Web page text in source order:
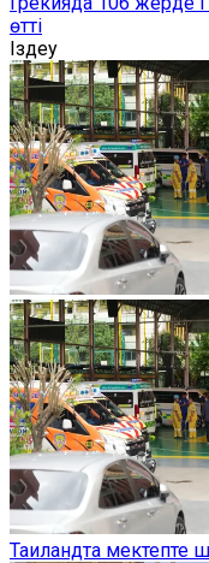
өтті
Іздеу
Таиландта мектепте